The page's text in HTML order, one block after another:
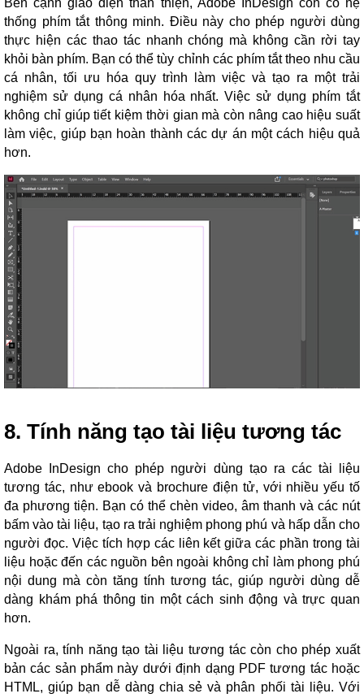
Bên cạnh giao diện thân thiện, Adobe InDesign còn có hệ
thống phím tắt thông minh. Điều này cho phép người dùng
thực hiện các thao tác nhanh chóng mà không cần rời tay
khỏi bàn phím. Bạn có thể tùy chỉnh các phím tắt theo nhu cầu
cá nhân, tối ưu hóa quy trình làm việc và tạo ra một trải
nghiệm sử dụng cá nhân hóa nhất. Việc sử dụng phím tắt
không chỉ giúp tiết kiệm thời gian mà còn nâng cao hiệu suất
làm việc, giúp bạn hoàn thành các dự án một cách hiệu quả
hơn.
8. Tính năng tạo tài liệu tương tác
Adobe InDesign cho phép người dùng tạo ra các tài liệu
tương tác, như ebook và brochure điện tử, với nhiều yếu tố
đa phương tiện. Bạn có thể chèn video, âm thanh và các nút
bấm vào tài liệu, tạo ra trải nghiệm phong phú và hấp dẫn cho
người đọc. Việc tích hợp các liên kết giữa các phần trong tài
liệu hoặc đến các nguồn bên ngoài không chỉ làm phong phú
nội dung mà còn tăng tính tương tác, giúp người dùng dễ
dàng khám phá thông tin một cách sinh động và trực quan
hơn.
Ngoài ra, tính năng tạo tài liệu tương tác còn cho phép xuất
bản các sản phẩm này dưới định dạng PDF tương tác hoặc
HTML, giúp bạn dễ dàng chia sẻ và phân phối tài liệu. Với